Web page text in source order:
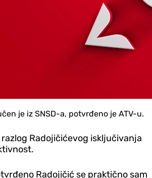
je iz SNSD-a, potvrđeno je ATV-u.
razlog Radojičićevog isključivanja
Radojičić se praktično sam